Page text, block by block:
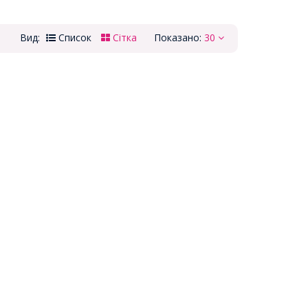
Показано: 30
Вид: Список Сітка